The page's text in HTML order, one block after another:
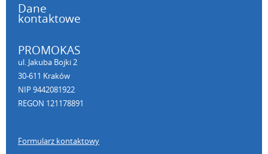
Dane
kontaktowe
PROMOKAS
ul. Jakuba Bojki 2
30-611 Kraków
NIP 9442081922
REGON 121178891
Formularz kontaktowy